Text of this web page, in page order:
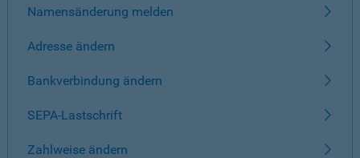
Namensänderung melden
Adresse ändern
Bankverbindung ändern
SEPA-Lastschrift
Zahlweise ändern